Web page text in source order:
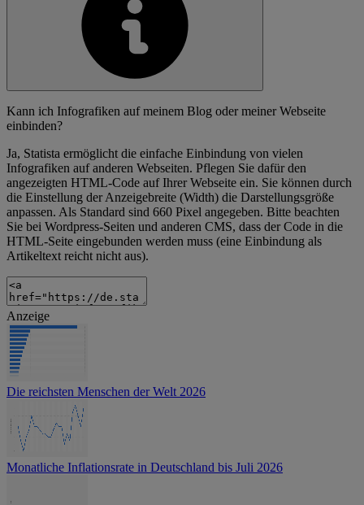
Kann ich Infografiken auf meinem Blog oder meiner Webseite
einbinden?
Ja, Statista ermöglicht die einfache Einbindung von vielen
Infografiken auf anderen Webseiten. Pflegen Sie dafür den
angezeigten HTML-Code auf Ihrer Webseite ein. Sie können durch
die Einstellung der Anzeigebreite (Width) die Darstellungsgröße
anpassen. Als Standard sind 660 Pixel angegeben. Bitte beachten
Sie bei Wordpress-Seiten und anderen CMS, dass der Code in die
HTML-Seite eingebunden werden muss (eine Einbindung als
Artikeltext reicht nicht aus).
Anzeige
Die reichsten Menschen der Welt 2026
Monatliche Inflationsrate in Deutschland bis Juli 2026